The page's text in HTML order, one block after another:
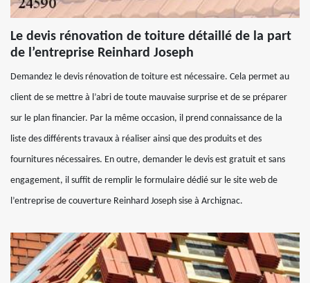
Le devis rénovation de toiture détaillé de la part
de l’entreprise Reinhard Joseph
Demandez le devis rénovation de toiture est nécessaire. Cela permet au
client de se mettre à l’abri de toute mauvaise surprise et de se préparer
sur le plan financier. Par la même occasion, il prend connaissance de la
liste des différents travaux à réaliser ainsi que des produits et des
fournitures nécessaires. En outre, demander le devis est gratuit et sans
engagement, il suffit de remplir le formulaire dédié sur le site web de
l’entreprise de couverture Reinhard Joseph sise à Archignac.